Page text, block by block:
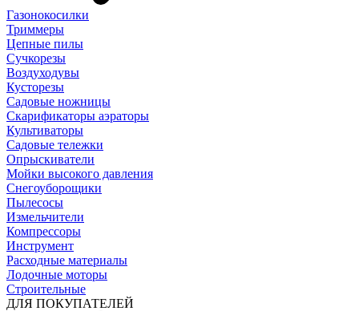
Газонокосилки
Триммеры
Цепные пилы
Cучкорезы
Воздуходувы
Кусторезы
Садовые ножницы
Скарификаторы аэраторы
Культиваторы
Садовые тележки
Опрыскиватели
Мойки высокого давления
Снегоуборощики
Пылесосы
Измельчители
Компрессоры
Инструмент
Расходные материалы
Лодочные моторы
Строительные
ДЛЯ ПОКУПАТЕЛЕЙ